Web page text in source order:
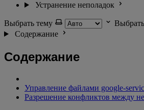
Устранение неполадок
Выбрать тему
Содержание
Содержание
Управление файлами google-
Разрешение конфликтов между